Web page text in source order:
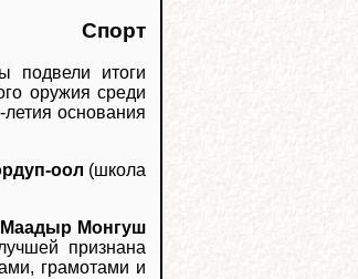
Спорт
подвели итоги
оружия среди
основания
оол (школа
Монгуш
признана
грамотами и